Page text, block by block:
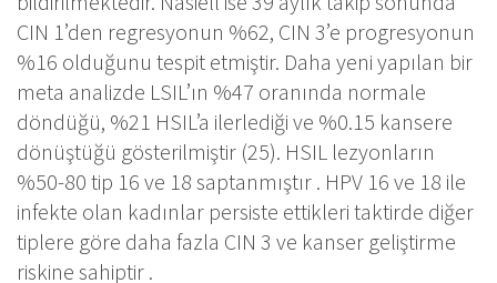
CIN 1’den regresyonun %62, CIN 3’e progresyonun
%16 olduğunu tespit etmiştir. Daha yeni yapılan bir
meta analizde LSIL’ın %47 oranında normale
döndüğü, %21 HSIL’a ilerlediği ve %0.15 kansere
dönüştüğü gösterilmiştir (25). HSIL lezyonların
%50-80 tip 16 ve 18 saptanmıştır . HPV 16 ve 18 ile
infekte olan kadınlar persiste ettikleri taktirde diğer
tiplere göre daha fazla CIN 3 ve kanser geliştirme
riskine sahiptir .